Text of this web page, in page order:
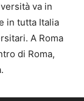
va in
in tutta Italia
A Roma
di Roma,